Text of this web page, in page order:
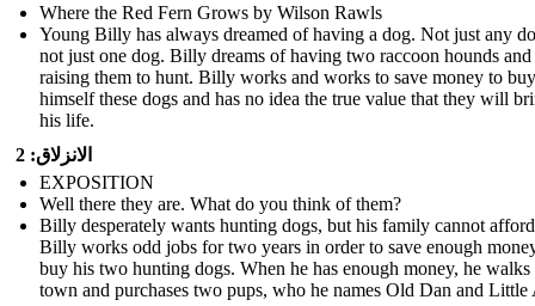
Where the Red Fern Grows by Wilson Rawls
Young Billy has always dreamed of having a dog. Not just any
not just one dog. Billy dreams of having two raccoon hounds and
raising them to hunt. Billy works and works to save money to buy
himself these dogs and has no idea the true value that they will
his life.
الانزلاق: 2
EXPOSITION
Well there they are. What do you think of them?
Billy desperately wants hunting dogs, but his family cannot
Billy works odd jobs for two years in order to save enough
buy his two hunting dogs. When he has enough money, he
town and purchases two pups, who he names Old Dan and Little